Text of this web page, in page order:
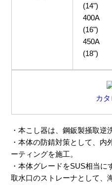
(14")
400A
(16")
450A
(18")
カ
・本こし器は、鋼鈑製掻取逆
・本体の防錆対策として、内
ーティングを施工。
・本体グレードをSUS相当
取水口のストレーナとして、